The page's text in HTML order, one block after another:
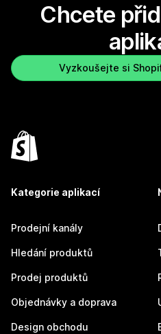
Chcete
Vyzkoušejte si
Kategorie aplikací
Prodejní kanály
Hledání produktů
Prodej produktů
Objednávky a doprava
Design obchodu